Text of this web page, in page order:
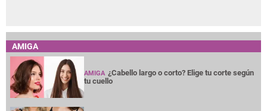
AMIGA
AMIGA ¿Cabello largo o corto? Elige tu corte según
tu cuello